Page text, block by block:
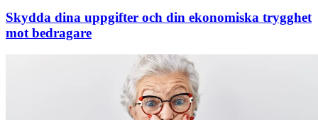
Skydda dina uppgifter och din ekonomiska trygghet
mot bedragare